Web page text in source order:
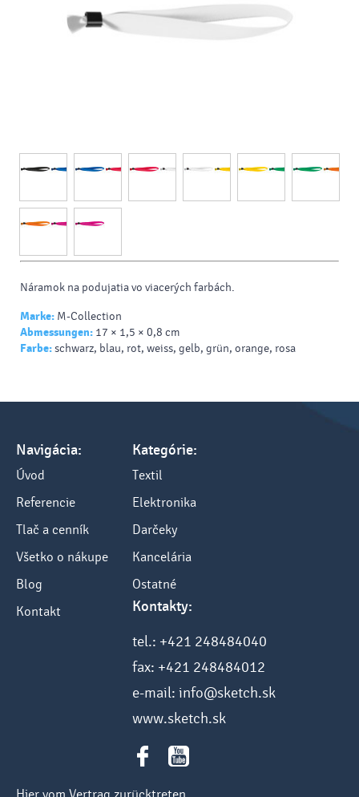
Náramok na podujatia vo viacerých farbách.
Marke: M-Collection
Abmessungen: 17 × 1,5 × 0,8 cm
Farbe:schwarz, blau, rot, weiss, gelb, grün, orange, rosa
Navigácia:
Úvod
Referencie
Tlač a cenník
Všetko o nákupe
Blog
Kontakt
Kategórie:
Textil
Elektronika
Darčeky
Kancelária
Ostatné
Kontakty:
tel.: +421 248484040
fax: +421 248484012
e-mail: info@sketch.sk
www.sketch.sk